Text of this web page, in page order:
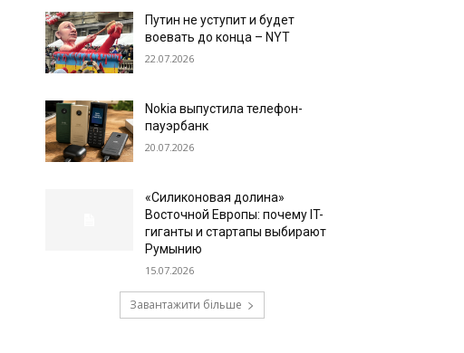
Путин не уступит и будет
воевать до конца – NYT
22.07.2026
Nokia выпустила телефон-
пауэрбанк
20.07.2026
«Силиконовая долина»
Восточной Европы: почему IT-
гиганты и стартапы выбирают
Румынию
15.07.2026
Завантажити більше